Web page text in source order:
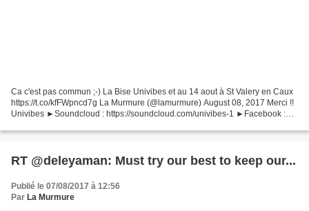
Ca c'est pas commun ;-) La Bise Univibes et au 14 aout à St Valery en Caux
https://t.co/kfFWpncd7g La Murmure (@lamurmure) August 08, 2017 Merci !!
Univibes ►Soundcloud : https://soundcloud.com/univibes-1 ►Facebook :
RT @deleyaman: Must try our best to keep our...
Publié le 07/08/2017 à 12:56
Par La Murmure